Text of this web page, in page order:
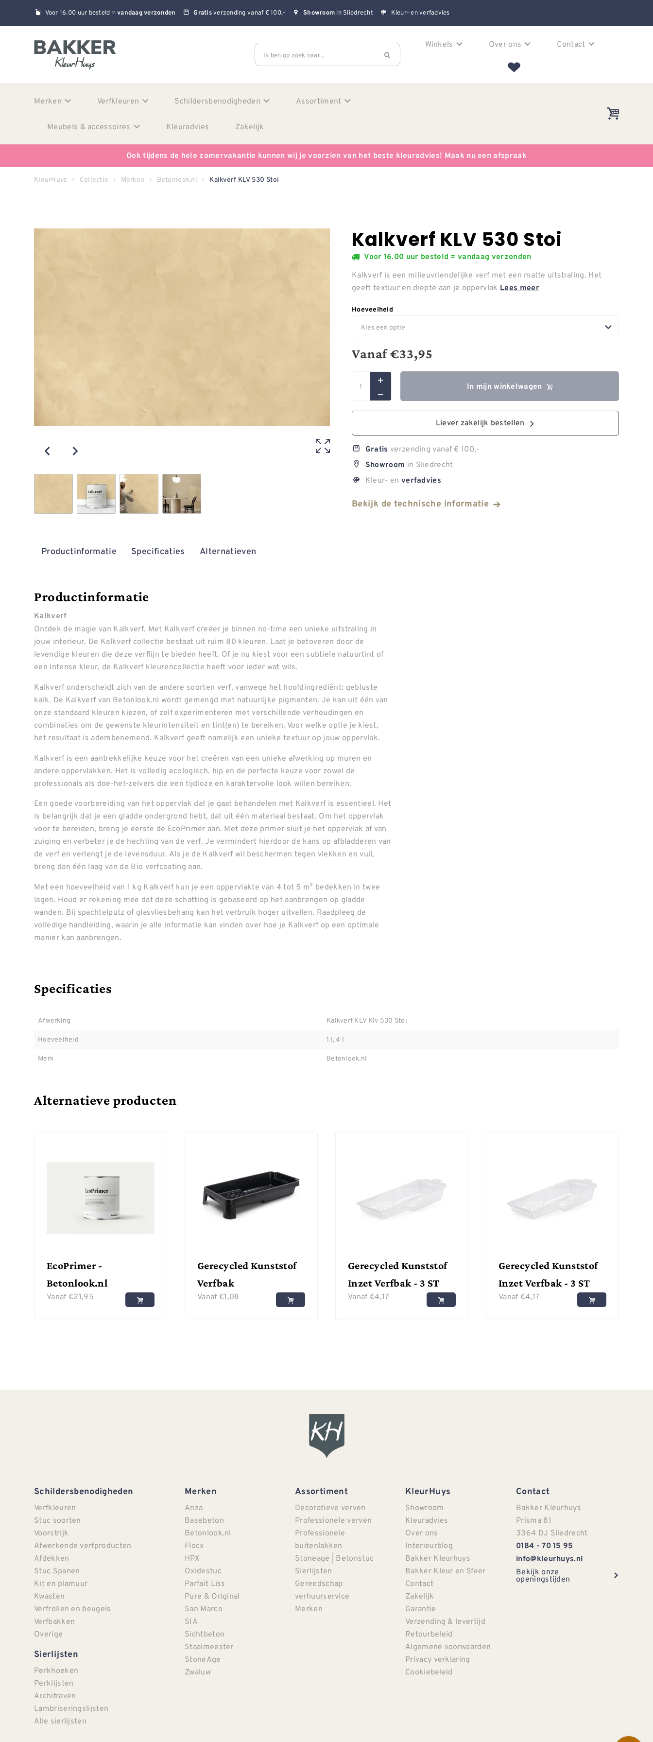
Voor 16.00 uur besteld =vandaag verzonden Gratisverzending vanaf € 100,- Showroom in Sliedrecht Kleur- en verfadvies
Ik ben op zoek naar...
Winkels Over ons Contact
Merken Verfkleuren Schildersbenodigheden Assortiment
Meubels & accessoires Kleuradvies Zakelijk
Ook tijdens de hele zomervakantie kunnen wij je voorzien van het beste kleuradvies! Maak nu een afspraak
KleurHuys Collectie Merken Betonlook.nl Kalkverf KLV 530 Stoi
Kalkverf KLV 530 Stoi
Voor 16.00 uur besteld = vandaag verzonden
Kalkverf is een milieuvriendelijke verf met een matte uitstraling. Het
geeft textuur en diepte aan je oppervlak Lees meer
Hoeveelheid
Vanaf€33,95
In mijn winkelwagen
Liever zakelijk bestellen
Gratis verzending vanaf € 100,-
Showroom in Sliedrecht
Kleur- en verfadvies
Bekijk de technische informatie
Productinformatie Specificaties Alternatieven
Productinformatie
Kalkverf
Ontdek de magie van Kalkverf. Met Kalkverf creëer je binnen no-time een unieke uitstraling in
jouw interieur. De Kalkverf collectie bestaat uit ruim 80 kleuren. Laat je betoveren door de
levendige kleuren die deze verflijn te bieden heeft. Of je nu kiest voor een subtiele natuurtint of
een intense kleur, de Kalkverf kleurencollectie heeft voor ieder wat wils.
Kalkverf onderscheidt zich van de andere soorten verf, vanwege het hoofdingrediënt: gebluste
kalk. De Kalkverf van Betonlook.nl wordt gemengd met natuurlijke pigmenten. Je kan uit één van
onze standaard kleuren kiezen, of zelf experimenteren met verschillende verhoudingen en
combinaties om de gewenste kleurintensiteit en tint(en) te bereiken. Voor welke optie je kiest,
het resultaat is adembenemend. Kalkverf geeft namelijk een unieke textuur op jouw oppervlak.
Kalkverf is een aantrekkelijke keuze voor het creëren van een unieke afwerking op muren en
andere oppervlakken. Het is volledig ecologisch, hip en de perfecte keuze voor zowel de
professionals als doe-het-zelvers die een tijdloze en karaktervolle look willen bereiken.
Een goede voorbereiding van het oppervlak dat je gaat behandelen met Kalkverf is essentieel. Het
is belangrijk dat je een gladde ondergrond hebt, dat uit één materiaal bestaat. Om het oppervlak
voor te bereiden, breng je eerste de EcoPrimer aan. Met deze primer sluit je het oppervlak af van
zuiging en verbeter je de hechting van de verf. Je vermindert hierdoor de kans op afbladderen van
de verf en verlengt je de levensduur. Als je de Kalkverf wil beschermen tegen vlekken en vuil,
breng dan één laag van de Bio verfcoating aan.
Met een hoeveelheid van 1 kg Kalkverf kun je een oppervlakte van 4 tot 5 m² bedekken in twee
lagen. Houd er rekening mee dat deze schatting is gebaseerd op het aanbrengen op gladde
wanden. Bij spachtelputz of glasvliesbehang kan het verbruik hoger uitvallen. Raadpleeg de
volledige handleiding, waarin je alle informatie kan vinden over hoe je Kalkverf op een optimale
manier kan aanbrengen.
Specificaties
Afwerking
Kalkverf KLV Klv 530 Stoi
Hoeveelheid
1 l, 4 l
Merk
Betonlook.nl
Alternatieve producten
EcoPrimer -
Betonlook.nl
Vanaf €21,95
Gerecycled Kunststof
Verfbak
Vanaf €1,08
Gerecycled Kunststof
Inzet Verfbak - 3 ST
Vanaf €4,17
Gerecycled Kunststof
Inzet Verfbak - 3 ST
Vanaf €4,17
Schildersbenodigheden
Verfkleuren
Stuc soorten
Voorstrijk
Afwerkende verfproducten
Afdekken
Stuc Spanen
Kit en plamuur
Kwasten
Verfrollen en beugels
Verfbakken
Overige
Sierlijsten
Perkhoeken
Perklijsten
Architraven
Lambriseringslijsten
Alle sierlijsten
Merken
Anza
Basebeton
Betonlook.nl
Flocx
HPX
Oxidestuc
Parfait Liss
Pure & Original
San Marco
SIA
Sichtbeton
Staalmeester
StoneAge
Zwaluw
Assortiment
Decoratieve verven
Professionele verven
Professionele
buitenlakken
Stoneage | Betonstuc
Sierlijsten
Gereedschap
verhuurservice
Merken
KleurHuys
Showroom
Kleuradvies
Over ons
Interieurblog
Bakker Kleurhuys
Bakker Kleur en Sfeer
Contact
Zakelijk
Garantie
Verzending & levertijd
Retourbeleid
Algemene voorwaarden
Privacy verklaring
Cookiebeleid
Contact
Bakker Kleurhuys
Prisma 81
3364 DJ Sliedrecht
0184 - 70 15 95
info@kleurhuys.nl
Bekijk onze
openingstijden